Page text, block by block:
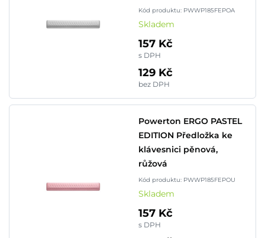
Kód produktu: PWWP185FEPOA
Skladem
157 Kč
s DPH
129 Kč
bez DPH
Powerton ERGO PASTEL
EDITION Předložka ke
klávesnici pěnová,
růžová
Kód produktu: PWWP185FEPOU
Skladem
157 Kč
s DPH